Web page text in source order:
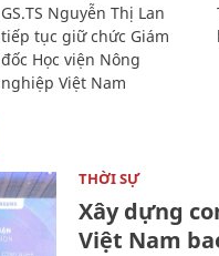
GS.TS Nguyễn Thị Lan
tiếp tục giữ chức Giám
đốc Học viện Nông
nghiệp Việt Nam
THỜI SỰ
Xây dựng
Việt Nam